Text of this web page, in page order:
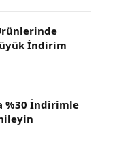
İndirim
%30 İndirimle